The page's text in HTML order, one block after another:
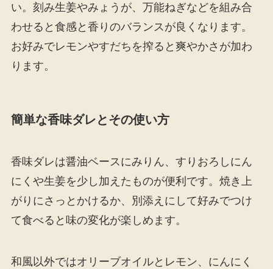
い。刻み生姜やみょうが、万能ねぎなどを組み合
わせると食感と香りのバランスが良くなります。
お好みでレモンやすだちを搾ると爽やかさが加わ
ります。
簡単な香味ダレとその使い方
香味ダレは醤油ベースにみりん、すりおろしにん
にくや生姜を少し加えたものが便利です。焼き上
がりにさっとかけるか、別添えにして好みでつけ
て食べると味の変化が楽しめます。
和風以外ではオリーブオイルとレモン、にんにく